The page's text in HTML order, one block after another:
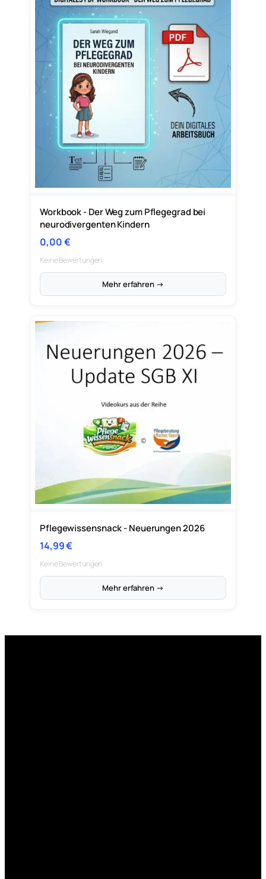
Workbook - Der Weg zum Pflegegrad bei
neurodivergenten Kindern
0,00€
Keine Bewertungen
Mehr erfahren →
Pflegewissensnack - Neuerungen 2026
14,99€
Keine Bewertungen
Mehr erfahren →